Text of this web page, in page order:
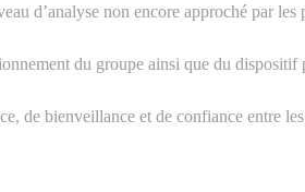
d’analyse non encore approché par les
du groupe ainsi que du
de bienveillance et de confiance entre